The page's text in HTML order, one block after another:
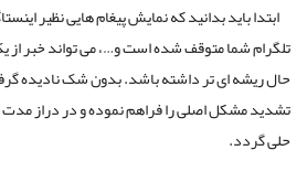
ابتدا باید بدانید که نمایش پیغام هایی نظیر
تلگرام شما متوقف شده است و…، می تواند خبر
حال ریشه ای تر داشته باشد.بدون شک نادیده
تشدید مشکل اصلی را فراهم نموده و در دراز مدت
حلی گردد.